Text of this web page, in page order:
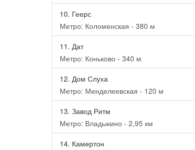
10. Геерс
Метро: Коломенская - 380 м
11. Дат
Метро: Коньково - 340 м
12. Дом Слуха
Метро: Менделеевская - 120 м
13. Завод Ритм
Метро: Владыкино - 2,95 км
14. Камертон